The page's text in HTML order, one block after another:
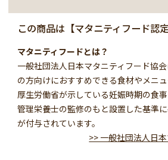
この商品は【マタニティフード認
マタニティフードとは？
一般社団法人日本マタニティフード協
の方向けにおすすめできる食材やメニュ
厚生労働省が示している妊娠時期の食事
管理栄養士の監修のもと設置した基準
が付与されています。
>> 一般社団法人日